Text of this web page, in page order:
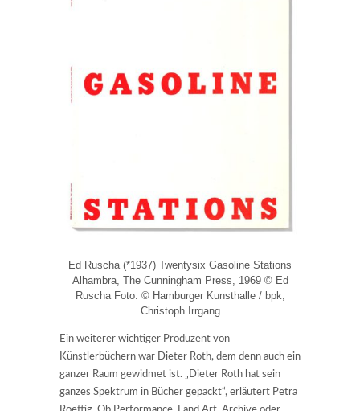
Ed Ruscha (*1937) Twentysix Gasoline Stations
Alhambra, The Cunningham Press, 1969 © Ed
Ruscha Foto: © Hamburger Kunsthalle / bpk,
Christoph Irrgang
Ein weiterer wichtiger Produzent von
Künstlerbüchern war Dieter Roth, dem denn auch ein
ganzer Raum gewidmet ist. „Dieter Roth hat sein
ganzes Spektrum in Bücher gepackt“, erläutert Petra